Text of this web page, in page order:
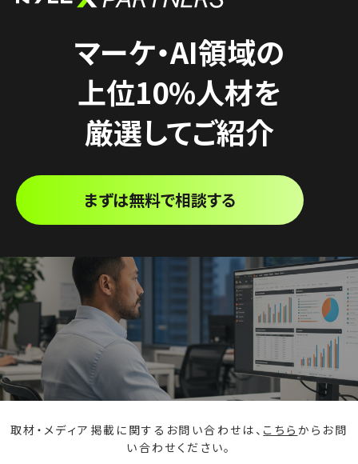
マーケ・AI領域の
上位10%人材を
厳選してご紹介
まずは無料で相談する
取材・メディア掲載に関するお問い合わせは、 こちら からお問
い合わせください。